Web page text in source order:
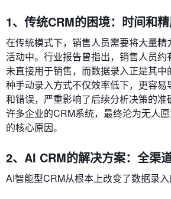
1、传统CRM的困境：时间和
在传统模式下，销售人员需要将大量
活动中。行业报告曾指出，销售人员
未直接用于销售，而数据录入正是其
种手动录入方式不仅效率低下，更容
和错误，严重影响了后续分析决策的准
许多企业的CRM系统，最终沦为无人愿
的核心原因。
2、AI CRM的解决方案：全渠
AI智能型CRM从根本上改变了数据录入